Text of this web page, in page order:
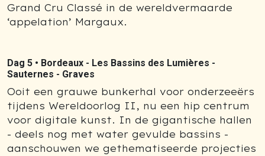
Grand Cru Classé in de wereldvermaarde
‘appelation’ Margaux.
Dag 5 • Bordeaux - Les Bassins des Lumières -
Sauternes - Graves
Ooit een grauwe bunkerhal voor onderzeeërs
tijdens Wereldoorlog II, nu een hip centrum
voor digitale kunst. In de gigantische hallen
- deels nog met water gevulde bassins -
aanschouwen we gethematiseerde projecties